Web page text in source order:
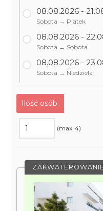
08.08.2026 -
Sobota → Piątek
08.08.2026 -
Sobota → Sobota
08.08.2026 -
Sobota → Niedziela
Ilość osób:
(max. 4)